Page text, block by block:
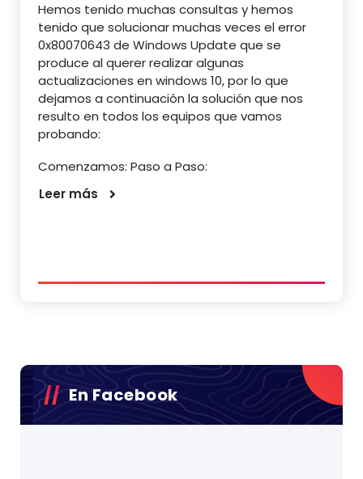
Hemos tenido muchas consultas y hemos
tenido que solucionar muchas veces el error
0x80070643 de Windows Update que se
produce al querer realizar algunas
actualizaciones en windows 10, por lo que
dejamos a continuación la solución que nos
resulto en todos los equipos que vamos
probando:
Comenzamos: Paso a Paso:
Leer más
En Facebook